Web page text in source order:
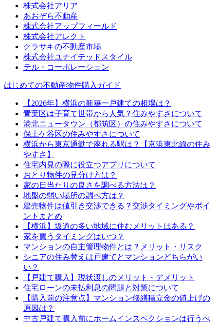
株式会社アリア
あおぞら不動産
株式会社アップフィールド
株式会社アレクト
クラサキの不動産市場
株式会社ユナイテッドスタイル
テル・コーポレーション
はじめての不動産物件購入ガイド
【2026年】横浜の新築一戸建ての相場は？
青葉区は子育て世帯から人気？住みやすさについて
港北ニュータウン（都筑区）の住みやすさについて
保土ケ谷区の住みやすさについて
横浜から東京通勤で座れる駅は？【京浜東北線の住み
やすさ】
住宅内見の際に役立つアプリについて
おとり物件の見分け方は？
家の日当たりの良さを調べる方法は？
地盤の弱い場所の調べ方は？
建売物件は値引き交渉できる？交渉タイミングやポイ
ントまとめ
【横浜】坂道の多い地域に住むメリットはある？
家を買うタイミングはいつ？
マンションの自主管理物件とは？メリット・リスク
シニアの住み替えは戸建てとマンションどちらがい
い？
【戸建て購入】現状渡しのメリット・デメリット
住宅ローンの未払利息の問題と対策について
【購入前の注意点】マンション修繕積立金の値上げの
原因は？
中古戸建て購入前にホームインスペクションは行うべ